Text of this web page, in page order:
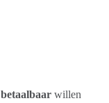
betaalbaar willen